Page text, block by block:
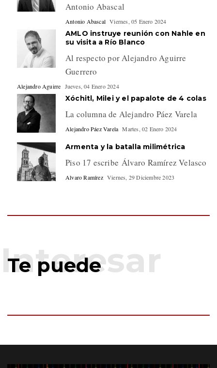
Antonio Abascal
Antonio Abascal Viernes, 05 Enero 2024
AMLO instruye reunión con Nahle en
su visita a Río Blanco
Al respecto por Alejandro Aguirre
Guerrero
Alejandro Aguirre Jueves, 04 Enero 2024
Xóchitl, Milei y el papalote de 4 colas
La columna de Alejandro Páez Varela
Alejandro Páez Varela Martes, 02 Enero 2024
Armenta y la batalla milimétrica
Piso 17 escribe Álvaro Ramírez Velasco
Alvaro Ramírez Viernes, 29 Diciembre 2023
Te puede